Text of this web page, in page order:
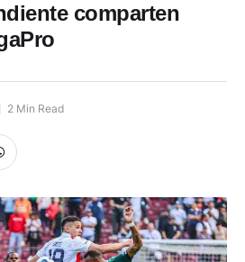
comparten
2 Min Read